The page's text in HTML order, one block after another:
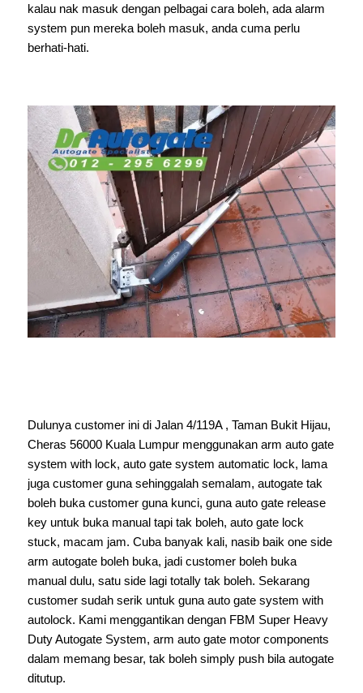
kalau nak masuk dengan pelbagai cara boleh, ada alarm
system pun mereka boleh masuk, anda cuma perlu
berhati-hati.
Dulunya customer ini di Jalan 4/119A , Taman Bukit Hijau,
Cheras 56000 Kuala Lumpur menggunakan arm auto gate
system with lock, auto gate system automatic lock, lama
juga customer guna sehinggalah semalam, autogate tak
boleh buka customer guna kunci, guna auto gate release
key untuk buka manual tapi tak boleh, auto gate lock
stuck, macam jam. Cuba banyak kali, nasib baik one side
arm autogate boleh buka, jadi customer boleh buka
manual dulu, satu side lagi totally tak boleh. Sekarang
customer sudah serik untuk guna auto gate system with
autolock. Kami menggantikan dengan FBM Super Heavy
Duty Autogate System, arm auto gate motor components
dalam memang besar, tak boleh simply push bila autogate
ditutup.